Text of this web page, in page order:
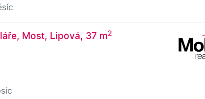
Most, Lipová, 37 m2